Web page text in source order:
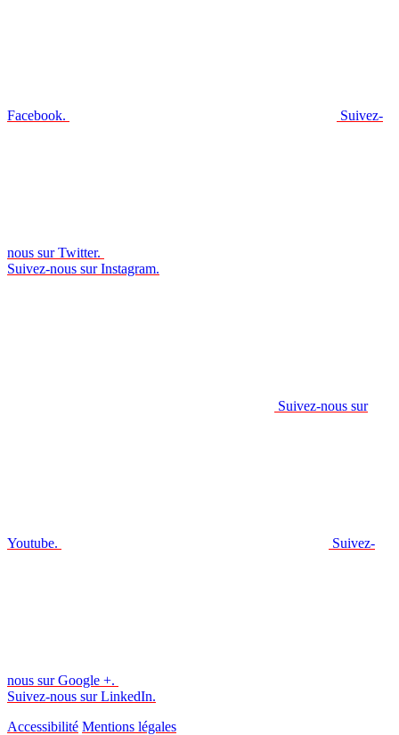
Facebook. Suivez-
nous sur Twitter.
Suivez-nous sur Instagram.
Suivez-nous sur
Youtube. Suivez-
nous sur Google +.
Suivez-nous sur LinkedIn.
Accessibilité Mentions légales